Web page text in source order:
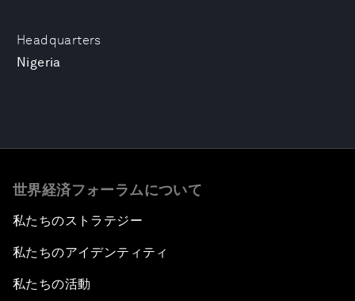
Headquarters
Nigeria
世界経済フォーラムについて
私たちのストラテジー
私たちのアイデンティティ
私たちの活動